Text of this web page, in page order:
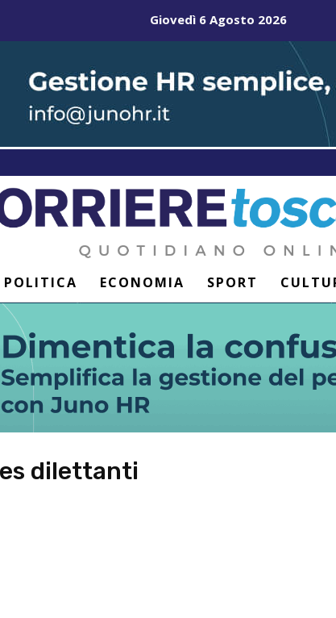
Giovedì 6 Agosto 2026
POLITICA ECONOMIA SPORT
dilettanti